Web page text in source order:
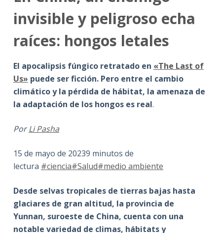
invisible y peligroso echa
raíces: hongos letales
El apocalipsis fúngico retratado en «The Last of
Us» puede ser ficción. Pero entre el cambio
climático y la pérdida de hábitat, la amenaza de
la adaptación de los hongos es real.
PorLi Pasha
15 de mayo de 20239 minutos de
lectura #ciencia#Salud#medio ambiente
Desde selvas tropicales de tierras bajas hasta
glaciares de gran altitud, la provincia de
Yunnan, suroeste de China, cuenta con una
notable variedad de climas, hábitats y